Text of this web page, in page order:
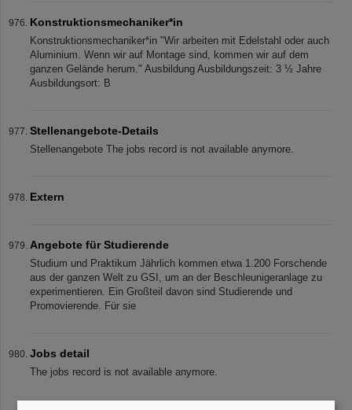
Konstruktionsmechaniker*in
Konstruktionsmechaniker*in "Wir arbeiten mit Edelstahl oder auch
Aluminium. Wenn wir auf Montage sind, kommen wir auf dem
ganzen Gelände herum." Ausbildung Ausbildungszeit: 3 ½ Jahre
Ausbildungsort: B
Stellenangebote-Details
Stellenangebote The jobs record is not available anymore.
Extern
Angebote für Studierende
Studium und Praktikum Jährlich kommen etwa 1.200 Forschende
aus der ganzen Welt zu GSI, um an der Beschleunigeranlage zu
experimentieren. Ein Großteil davon sind Studierende und
Promovierende. Für sie
Jobs detail
The jobs record is not available anymore.